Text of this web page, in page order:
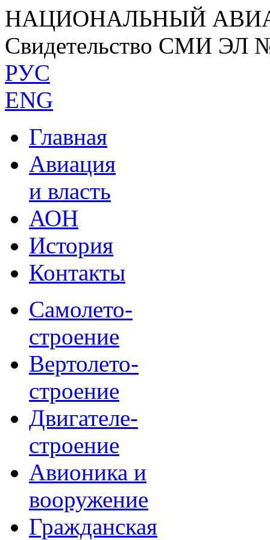
НАЦИОНАЛЬНЫЙ
Свидетельство СМИ ЭЛ
РУС
ENG
Главная
Авиация
и власть
АОН
История
Контакты
Самолето-
строение
Вертолето-
строение
Двигателе-
строение
Авионика и
вооружение
Гражданская